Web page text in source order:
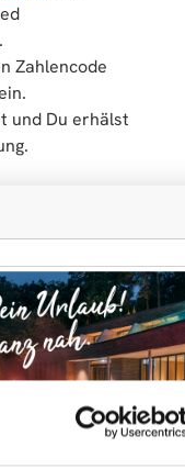
Zahlencode
und Du erhälst